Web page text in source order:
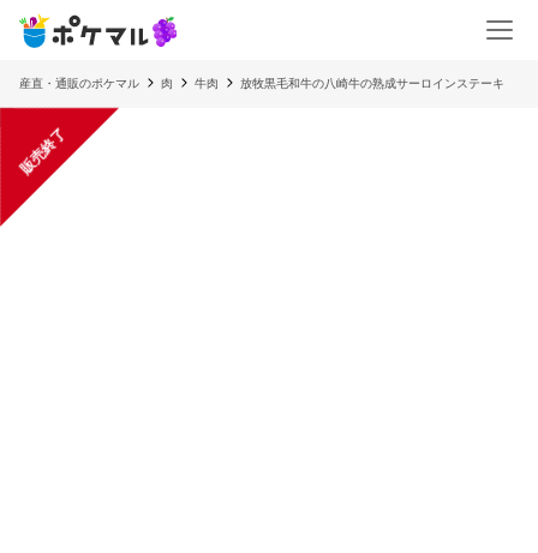
産直・通販のポケマル 肉 牛肉 放牧黒毛和牛の八崎牛の熟成サーロインステーキ
販売終了